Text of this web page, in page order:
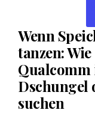
Wenn
tanzen:
Dschungel
suchen